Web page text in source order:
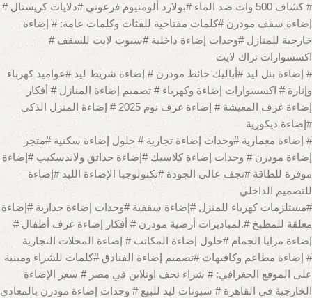
# كشاف 500 وات ضد الماء #بولارد ألومنيوم فرعوني #دلايات كريستال #
إضاءة سقف مودرن #كلمات مفتاحية للفئات وكلمات عامة: # إضاءة
خارجية للمنازل #وحدات إضاءة داخلية #سبوت لايت للسقف #
اكسسوارات تراك لايت
# إضاءة بنل ليد #أباليك حائط مودرن # إضاءة شريط ليد #عواميد كهرباء
وإنارة # اكسسوارات إضاءة وكهرباء # تصميم إضاءة المنازل # أفكار
إضاءة غرف المعيشة # إضاءة غرف نوم 2025 # إضاءة المنزل الذكي
#إضاءة ديكورية
# إضاءة معمارية #وحدات إضاءة تجارية # حلول إضاءة سكنية #متجر
إضاءة مودرن # وحدات إضاءة كلاسيك #إضاءة حدائق ولاندسكيب #إضاءة
موفرة للطاقة #نجف عالي الجودة #تكنولوجيا الإضاءة الليد #إضاءة
للتصميم الداخلي
#مستلزمات كهرباء للمنزل #إضاءة سقفية #وحدات إضاءة جدارية #إضاءة
معلقة للمطبخ #.لمباديرات أرضية مودرن # أفكار إضاءة غرف أطفال #
إضاءة مرايا الحمام #حلول إضاءة المكاتب # إضاءة المحلات التجارية
# إضاءة مطاعم وكافيهات #تصميم إضاءة الفنادق #كلمات للشراء ومبنية
على الموقع الجغرافي: # شراء نجف اونلاين في مصر # سعر الإضاءة
الخارجية في القاهرة # سبوتات ليد للبيع # وحدات إضاءة مودرن بالمعادي